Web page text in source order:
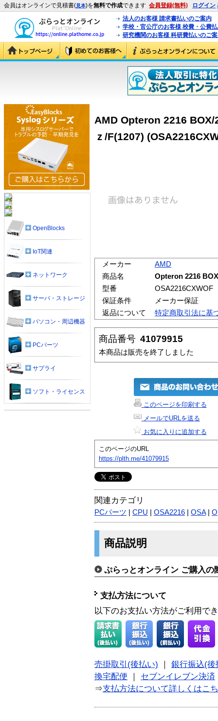
会員はオンラインで見積書(見本)を無料で作成できます 会員登録(無料) ログイン
法人のお客様 請求書払いのご案内
学校・官公庁のお客様 校費・公費
研究機関のお客様 科研費払いのご
AMD Opteron 2216
ｚ/F(1207)
メーカー
AMD
商品名
Opteron 2216
型番
OSA2216CXWOF
保証条件
メーカー保証
返品について
特定商取引法に基
商品番号 41079915
本商品は販売を終了しました
このページを印刷する
メールでURLを送る
お気に入りに追加する
このページのURL
https://plth.me/41079915
関連カテゴリ
PCパーツ CPU OSA2216 OSA|
商品説明
ぷらっとオンライン ご購入の
支払方法について
以下のお支払い方法がご利用で
売掛取引(後払い)
銀行振込(後
換宅配便
セブンイレブン決済
⇒支払方法について詳しくはこ
OpenBlocks
IoT関連
ネットワーク
サーバ・ストレージ
パソコン・周辺機器
PCパーツ
サプライ
ソフト・ライセンス